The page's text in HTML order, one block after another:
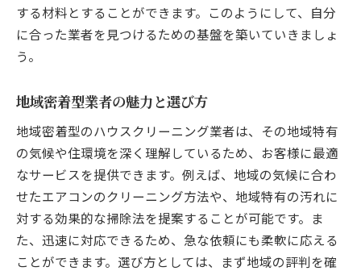
する材料とすることができます。このようにして、自分
に合った業者を見つけるための基盤を築いていきましょ
う。
地域密着型業者の魅力と選び方
地域密着型のハウスクリーニング業者は、その地域特有
の気候や住環境を深く理解しているため、お客様に最適
なサービスを提供できます。例えば、地域の気候に合わ
せたエアコンのクリーニング方法や、地域特有の汚れに
対する効果的な掃除法を提案することが可能です。ま
た、迅速に対応できるため、急な依頼にも柔軟に応える
ことができます。選び方としては、まず地域の評判を確